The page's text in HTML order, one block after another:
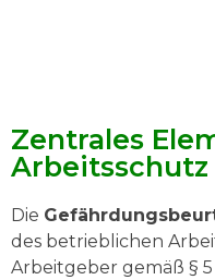
Zentrales
Arbeitsschutz
Die
des betrieblichen
Arbeitgeber gemäß §